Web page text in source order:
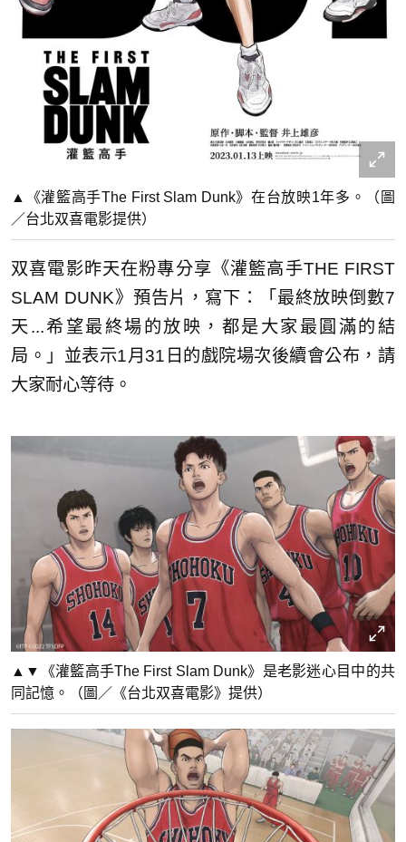
▲《灌籃高手The First Slam Dunk》在台放映1年多。（圖
／台北双喜電影提供）
双喜電影昨天在粉專分享《灌籃高手THE FIRST
SLAM DUNK》預告片，寫下：「最終放映倒數7
天...希望最終場的放映，都是大家最圓滿的結
局。」並表示1月31日的戲院場次後續會公布，請
大家耐心等待。
▲▼《灌籃高手The First Slam Dunk》是老影迷心目中的共
同記憶。（圖／《台北双喜電影》提供）